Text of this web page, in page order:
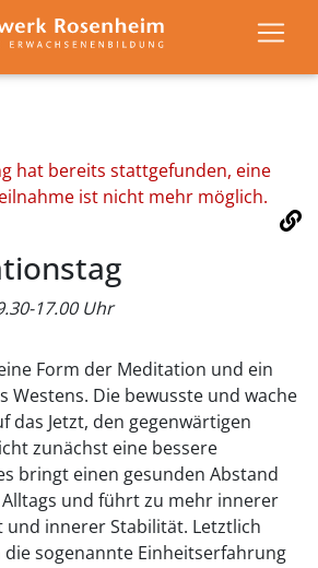
hat bereits stattgefunden, eine
ist nicht mehr möglich.
17.00 Uhr
Form der Meditation und ein
Westens. Die bewusste und wache
das Jetzt, den gegenwärtigen
zunächst eine bessere
bringt einen gesunden Abstand
und führt zu mehr innerer
und innerer Stabilität. Letztlich
die sogenannte Einheitserfahrung